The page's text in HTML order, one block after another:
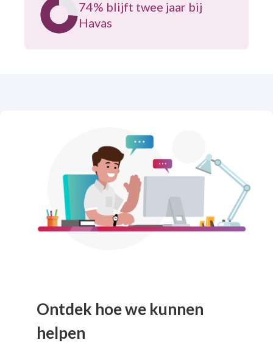
74% blijft twee jaar bij
Havas
Ontdek hoe we kunnen
helpen